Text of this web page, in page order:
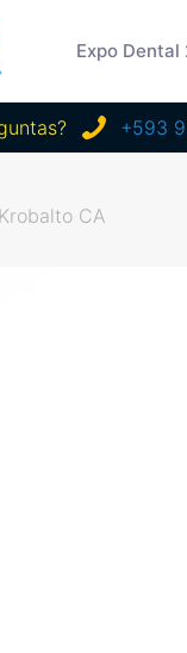
Expo Dental
+593
Krobalto CA